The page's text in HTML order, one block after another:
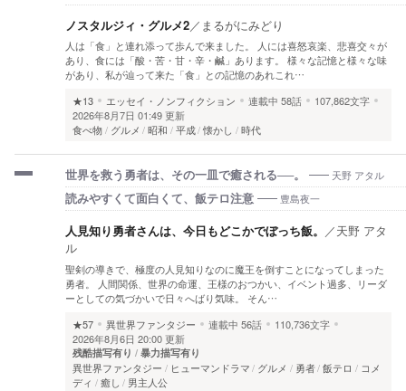
ノスタルジィ・グルメ2／ まるがにみどり
人は「食」と連れ添って歩んで来ました。 人には喜怒哀楽、悲喜交々が
あり、食には「酸・苦・甘・辛・鹹」あります。 様々な記憶と様々な味
があり、私が辿って来た「食」との記憶のあれこれ…
★13
エッセイ・ノンフィクション 連載中 58話
107,862文字
2026年8月7日 01:49 更新
食べ物
グルメ 昭和 平成 懐かし 時代
世界を救う勇者は、その一皿で癒される──。 天野 アタル
読みやすくて面白くて、飯テロ注意 豊島夜一
人見知り勇者さんは、今日もどこかでぼっち飯。 ／天野 アタ
ル
聖剣の導きで、極度の人見知りなのに魔王を倒すことになってしまった
勇者。 人間関係、世界の命運、王様のおつかい、イベント過多、リーダ
ーとしての気づかいで日々へばり気味。 そん…
★57
異世界ファンタジー 連載中 56話
110,736文字
2026年8月6日 20:00 更新
残酷描写有り 暴力描写有り
異世界ファンタジー ヒューマンドラマ グルメ 勇者 飯テロ
コメ
ディ
癒し 男主人公